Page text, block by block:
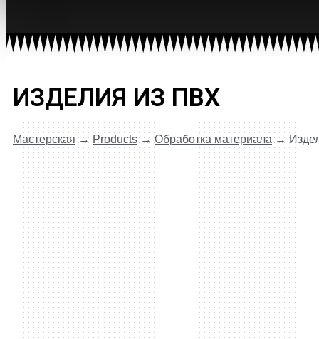
ИЗДЕЛИЯ ИЗ ПВХ
Мастерская → Products→Обработка материала →